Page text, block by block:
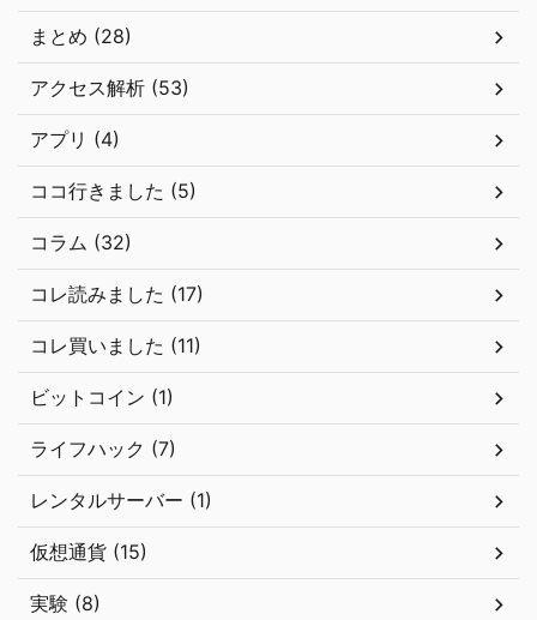
まとめ (28)
アクセス解析 (53)
アプリ (4)
ココ行きました (5)
コラム (32)
コレ読みました (17)
コレ買いました (11)
ビットコイン (1)
ライフハック (7)
レンタルサーバー (1)
仮想通貨 (15)
実験 (8)